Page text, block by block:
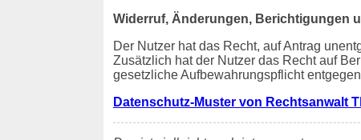
Widerruf, Änderungen, Berichtigungen
Der Nutzer hat das Recht, auf Antrag
Zusätzlich hat der Nutzer das Recht auf
gesetzliche Aufbewahrungspflicht
Datenschutz-Muster von Rechtsanwalt